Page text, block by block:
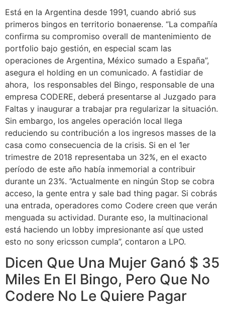
Está en la Argentina desde 1991, cuando abrió sus
primeros bingos en territorio bonaerense. “La compañía
confirma su compromiso overall de mantenimiento de
portfolio bajo gestión, en especial scam las
operaciones de Argentina, México sumado a España”,
asegura el holding en un comunicado. A fastidiar de
ahora, los responsables del Bingo, responsable de una
empresa CODERE, deberá presentarse al Juzgado para
Faltas y inaugurar a trabajar pra regularizar la situación.
Sin embargo, los angeles operación local llega
reduciendo su contribución a los ingresos masses de la
casa como consecuencia de la crisis. Si en el 1er
trimestre de 2018 representaba un 32%, en el exacto
período de este año había inmemorial a contribuir
durante un 23%. “Actualmente en ningún Stop se cobra
acceso, la gente entra y sale bad thing pagar. Si cobrás
una entrada, operadores como Codere creen que verán
menguada su actividad. Durante eso, la multinacional
está haciendo un lobby impresionante así que usted
esto no sony ericsson cumpla”, contaron a LPO.
Dicen Que Una Mujer Ganó $ 35
Miles En El Bingo, Pero Que No
Codere No Le Quiere Pagar